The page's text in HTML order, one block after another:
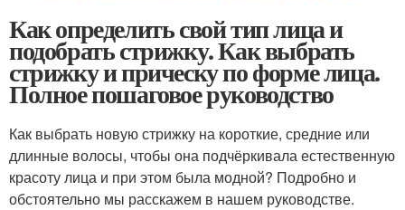
Как определить свой тип лица и
подобрать стрижку. Как выбрать
стрижку и прическу по форме лица.
Полное пошаговое руководство
Как выбрать новую стрижку на короткие, средние или
длинные волосы, чтобы она подчёркивала естественную
красоту лица и при этом была модной? Подробно и
обстоятельно мы расскажем в нашем руководстве.